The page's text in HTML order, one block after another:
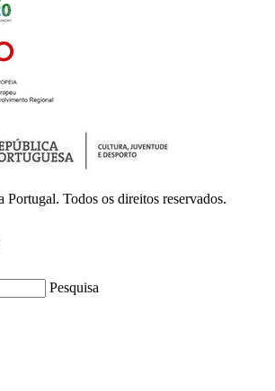
Todos os direitos reservados.
Pesquisa